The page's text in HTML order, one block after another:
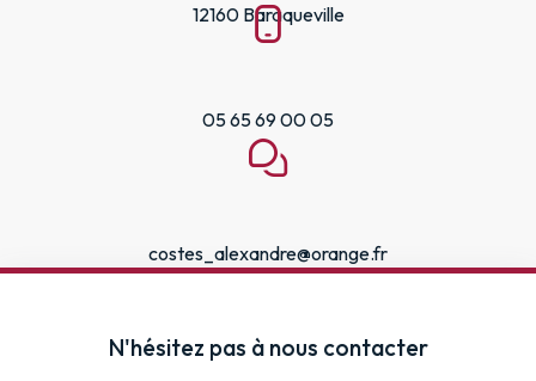
12160 Baraqueville
05 65 69 00 05
costes_alexandre@orange.fr
N'hésitez pas à nous contacter